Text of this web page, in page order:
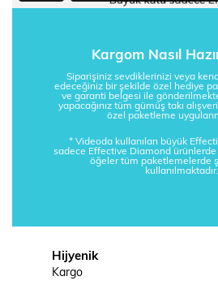
Kargom Nasıl
Siparişiniz sevdiklerinizi veya
edeceğiniz bir şekilde özel hediye
ve garanti belgesi ile
yapacağınız tüm gümüş takı
özel paketleme
* Videoda kullanılan büyük
sadece Effective Diamond
öğeler tüm paketlemelerde
kullanılmaktadır.
Hijyenik
Kargo